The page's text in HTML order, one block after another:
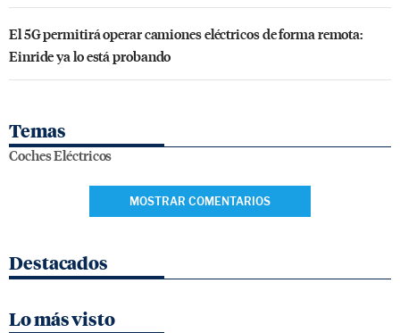
El 5G permitirá operar camiones eléctricos de forma remota:
Einride ya lo está probando
Temas
Coches Eléctricos
MOSTRAR COMENTARIOS
Destacados
Lo más visto